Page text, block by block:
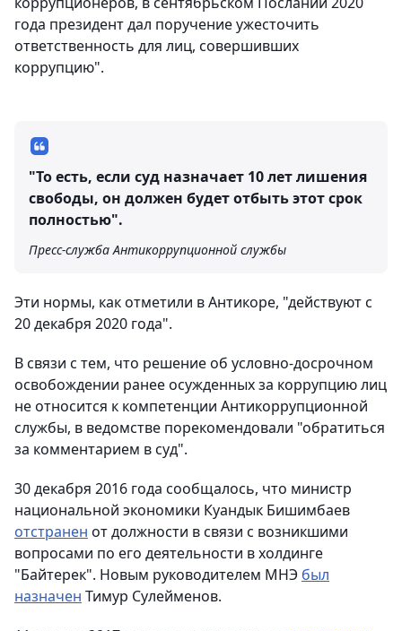
года президент дал поручение ужесточить
ответственность для лиц, совершивших
коррупцию".
"То есть, если суд назначает 10 лет лишения
свободы, он должен будет отбыть этот срок
полностью".
Пресс-служба Антикоррупционной службы
Эти нормы, как отметили в Антикоре, "действуют с
20 декабря 2020 года".
В связи с тем, что решение об условно-досрочном
освобождении ранее осужденных за коррупцию лиц
не относится к компетенции Антикоррупционной
службы, в ведомстве порекомендовали "обратиться
за комментарием в суд".
30 декабря 2016 года сообщалось, что министр
национальной экономики Куандык Бишимбаев
отстранен от должности в связи с возникшими
вопросами по его деятельности в холдинге
"Байтерек". Новым руководителем МНЭ был
назначен Тимур Сулейменов.